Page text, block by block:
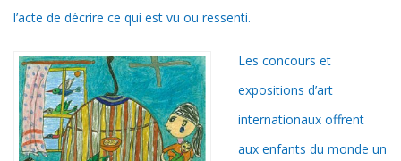
l’acte de décrire ce qui est vu ou ressenti.
Les concours et
expositions d’art
internationaux offrent
aux enfants du monde un